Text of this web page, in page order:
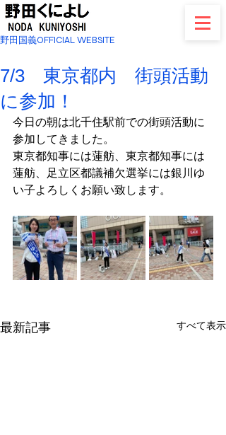
野田国義OFFICIAL WEBSITE
7/3 東京都内 街頭活動
に参加！
今日の朝は北千住駅前での街頭活動に
参加してきました。
東京都知事には蓮舫、東京都知事には
蓮舫、足立区都議補欠選挙には銀川ゆ
い子よろしくお願い致します。
最新記事 すべて表示